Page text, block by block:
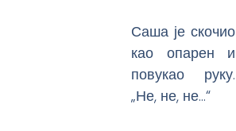
Саша је скочио
као опарен и
повукао руку.
„Не, не, не…“